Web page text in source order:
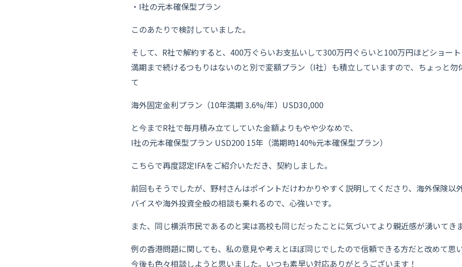
・I社の元本確保型プラン
このあたりで検討していました。
そして、R社で解約すると、400万ぐらいお支払いして300万円ぐらいと100万円ほどショー
満期まで続けるつもりはないのと別で変額プラン（I社）も積立していますので、ちょっと勿
て
海外固定金利プラン（10年満期 3.6%/年）USD30,000
と今までR社で毎月積み立てしていた金額よりもやや少なめで、
I社の元本確保型プラン USD200 15年（満期時140%元本確保型プラン）
こちらで再度認定IFAをご紹介いただき、契約しました。
前回もそうでしたが、野村さんはポイントだけわかりやすく説明してくださり、海外保険以
バイスや海外投資全般の相談も乗れるので、心強いです。
また、同じ横浜市民であるのと実は高校も同じだったことに気づいてより親近感が湧いてき
例の香港問題に関しても、私の意見や考えとほぼ同じでしたので信頼できる方だと改めて思
今後も色々相談しようと思いました。いつも素早い対応ありがとうございます！